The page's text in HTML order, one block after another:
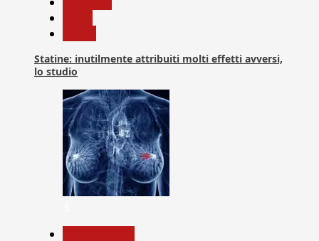
Statine: inutilmente attribuiti molti effetti avversi,
lo studio